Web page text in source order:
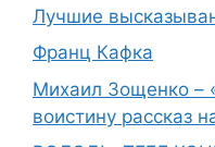
Лучшие
Франц Кафка
Михаил Зощенко –
воистину рассказ